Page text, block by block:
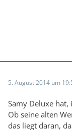
5. August 2014 um
Samy Deluxe hat,
Ob seine alten
das liegt daran,